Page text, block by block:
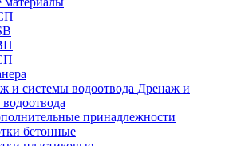
Дренаж и
принадлежности
бетонные